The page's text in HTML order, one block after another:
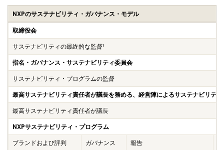
NXPのサステナビリティ・ガバナンス・モデル
取締役会
サステナビリティの最終的な監督¹
指名・ガバナンス・サステナビリティ委員会
サステナビリティ・プログラムの監督
最高サステナビリティ責任者が議長を務める、経営陣によるサステナビリテ
最高サステナビリティ責任者が議長
NXPサステナビリティ・プログラム
ブランドおよび評判
ガバナンス 報告